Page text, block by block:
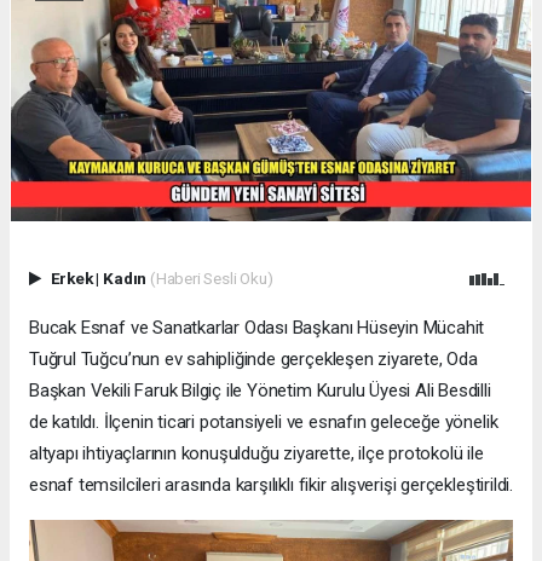
Erkek| Kadın (Haberi Sesli Oku)
Bucak Esnaf ve Sanatkarlar Odası Başkanı Hüseyin Mücahit
Tuğrul Tuğcu’nun ev sahipliğinde gerçekleşen ziyarete, Oda
Başkan Vekili Faruk Bilgiç ile Yönetim Kurulu Üyesi Ali Besdilli
de katıldı. İlçenin ticari potansiyeli ve esnafın geleceğe yönelik
altyapı ihtiyaçlarının konuşulduğu ziyarette, ilçe protokolü ile
esnaf temsilcileri arasında karşılıklı fikir alışverişi gerçekleştirildi.